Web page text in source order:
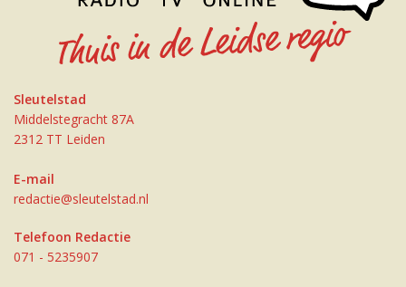
Sleutelstad
Middelstegracht 87A
2312 TT Leiden
E-mail
redactie@sleutelstad.nl
Telefoon Redactie
071 - 5235907